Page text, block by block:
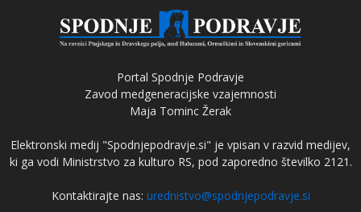
Portal Spodnje Podravje
Zavod medgeneracijske vzajemnosti
Maja Tominc Žerak
Elektronski medij "Spodnjepodravje.si" je vpisan v razvid medijev,
ki ga vodi Ministrstvo za kulturo RS, pod zaporedno številko 2121.
Kontaktirajte nas: urednistvo@spodnjepodravje.si